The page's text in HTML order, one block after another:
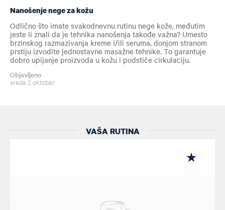
Nanošenje nege za kožu
Odlično što imate svakodnevnu rutinu nege kože, međutim
jeste li znali da je tehnika nanošenja takođe važna? Umesto
brzinskog razmazivanja kreme i/ili seruma, donjom stranom
prstiju izvodite jednostavne masažne tehnike. To garantuje
dobro upijanje proizvoda u kožu i podstiče cirkulaciju.
Objavljeno
sreda 2 oktobar
VAŠA RUTINA